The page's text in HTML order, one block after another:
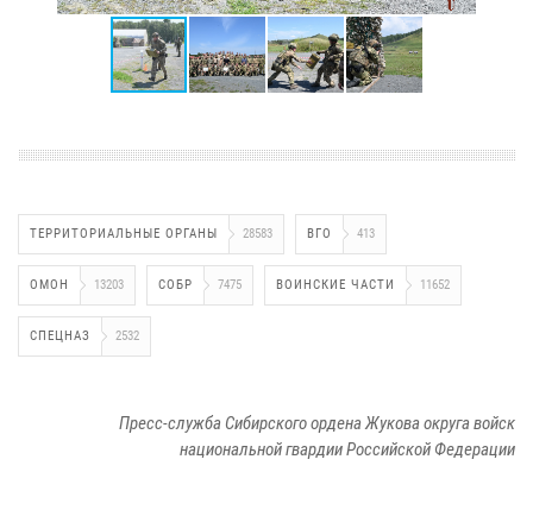
ТЕРРИТОРИАЛЬНЫЕ ОРГАНЫ 28583 ВГО 413
ОМОН 13203 СОБР 7475 ВОИНСКИЕ ЧАСТИ 11652
СПЕЦНАЗ 2532
Пресс-служба Сибирского ордена Жукова округа войск
национальной гвардии Российской Федерации